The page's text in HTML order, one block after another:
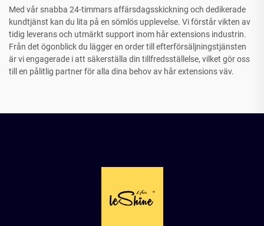
Med vår snabba 24-timmars affärsdagsskickning och dedikerade
kundtjänst kan du lita på en sömlös upplevelse. Vi förstår vikten av
tidig leverans och utmärkt support inom hår extensions industrin.
Från det ögonblick du lägger en order till efterförsäljningstjänsten
är vi engagerade i att säkerställa din tillfredsställelse, vilket gör oss
till en pålitlig partner för alla dina behov av hår extensions väv.